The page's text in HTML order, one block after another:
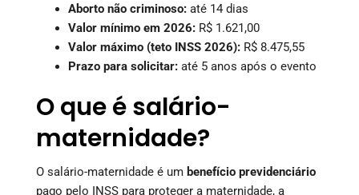
Aborto não criminoso: até 14 dias
Valor mínimo em 2026: R$ 1.621,00
Valor máximo (teto INSS 2026): R$ 8.475,55
Prazo para solicitar: até 5 anos após o evento
O que é salário-
maternidade?
O salário-maternidade é um benefício previdenciário
pago pelo INSS para proteger a maternidade, a